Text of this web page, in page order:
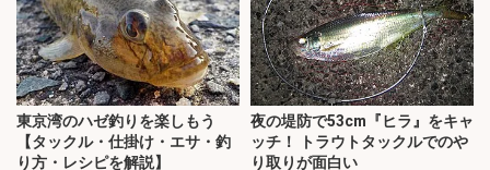
東京湾のハゼ釣りを楽しもう
【タックル・仕掛け・エサ・釣
り方・レシピを解説】
夜の堤防で53cm『ヒラ』をキャ
ッチ！ トラウトタックルでのや
り取りが面白い